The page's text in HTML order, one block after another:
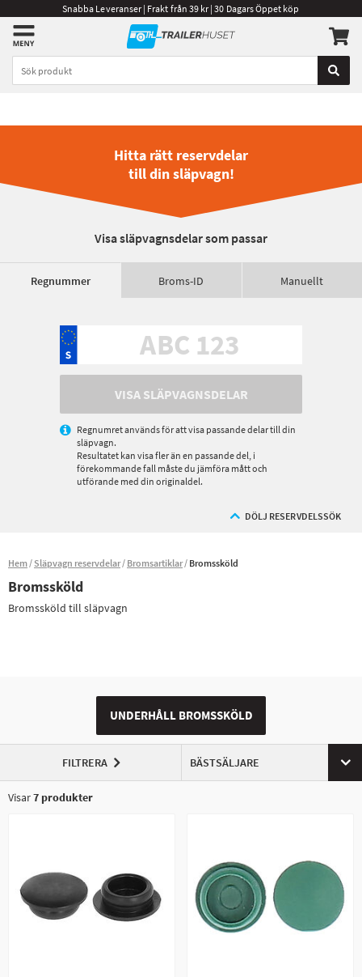
Snabba Leveranser | Frakt från 39 kr | 30 Dagars Öppet köp
Hitta rätt reservdelar
till din släpvagn!
Visa släpvagnsdelar som passar
Regnummer Broms-ID Manuellt
VISA SLÄPVAGNSDELAR
Regnumret används för att visa passande delar till din
släpvagn.
Resultatet kan visa fler än en passande del, i
förekommande fall måste du jämföra mått och
utförande med din originaldel.
DÖLJ RESERVDELSSÖK
Hem Släpvagn reservdelar Bromsartiklar Bromssköld
Bromssköld
Bromssköld till släpvagn
UNDERHÅLL BROMSSKÖLD
FILTRERA BÄSTSÄLJARE
Visar7 produkter